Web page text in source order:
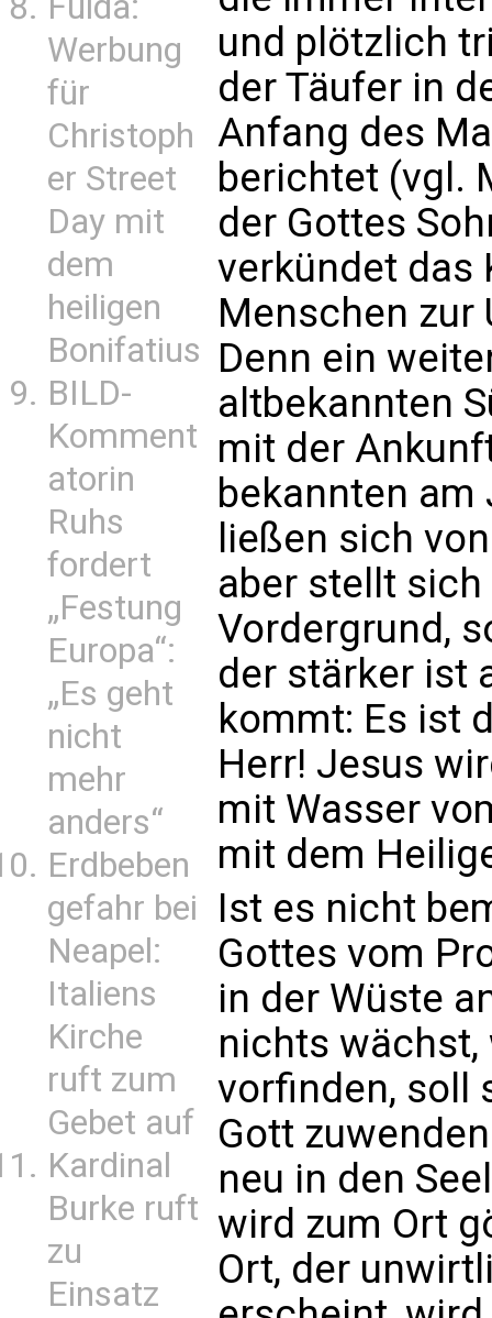
Werbung
für
Christoph
er Street
Day mit
dem
heiligen
Bonifatius
BILD-
Komment
atorin
Ruhs
fordert
„Festung
Europa“:
„Es geht
nicht
mehr
anders“
Erdbeben
gefahr bei
Neapel:
Italiens
Kirche
ruft zum
Gebet auf
Kardinal
Burke ruft
zu
Einsatz
und plötzlich
der Täufer in
Anfang des
berichtet (vgl.
der Gottes
verkündet das
Menschen zur
Denn ein
altbekannten
mit der
bekannten am
ließen sich
aber stellt
Vordergrund,
der stärker ist
kommt: Es ist
Herr! Jesus
mit Wasser
mit dem
Ist es nicht
Gottes vom
in der Wüste
nichts wächst,
vorfinden, soll
Gott
neu in den
wird zum Ort
Ort, der